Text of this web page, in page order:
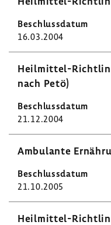
16.03.2004
Heilmittel-​
nach Petö)
21.12.2004
Ambu­lante
21.10.2005
Heilmittel-​